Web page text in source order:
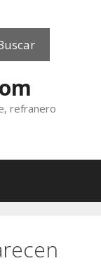
refranero